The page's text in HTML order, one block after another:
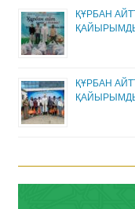
ҚҰРБАН
ҚҰРБАН